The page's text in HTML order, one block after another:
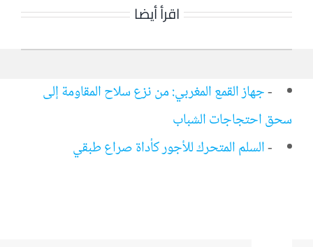
اقرأ أيضا
-جهاز القمع المغربي: من نزع سلاح المقاومة إلى
سحق احتجاجات الشباب
-السلم المتحرك للأجور كأداة صراع طبقي